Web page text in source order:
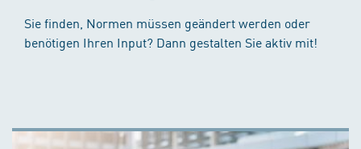
Sie finden, Normen müssen geändert werden oder
benötigen Ihren Input? Dann gestalten Sie aktiv mit!